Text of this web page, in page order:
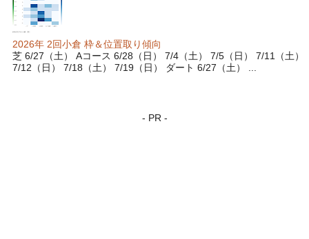
2026年 2回小倉 枠＆位置取り傾向
芝 6/27（土） Aコース 6/28（日） 7/4（土） 7/5（日） 7/11（土）
7/12（日） 7/18（土） 7/19（日） ダート 6/27（土） ...
- PR -